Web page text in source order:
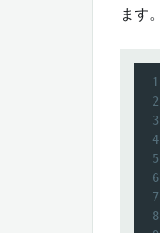
する
ンス
イ
探索する
の比較
ます
1
2
3
4
5
6
7
8